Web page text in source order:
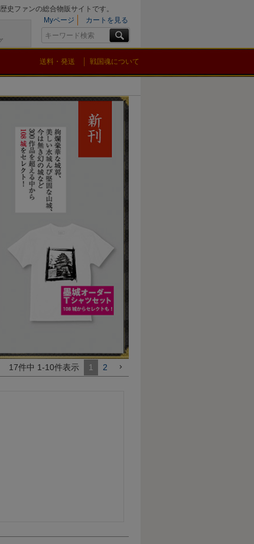
ファンの総合物販サイトです。
Myページ
カートを見る
送料・発送 戦国魂について
17件中 1-10件表示 1 2